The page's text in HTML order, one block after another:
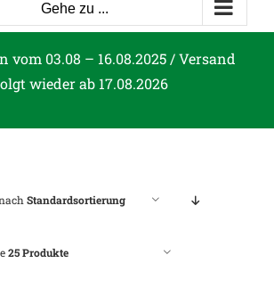
Gehe zu ...
vom 03.08 – 16.08.2025 / Versand
wieder ab 17.08.2026
Standardsortierung
25 Produkte